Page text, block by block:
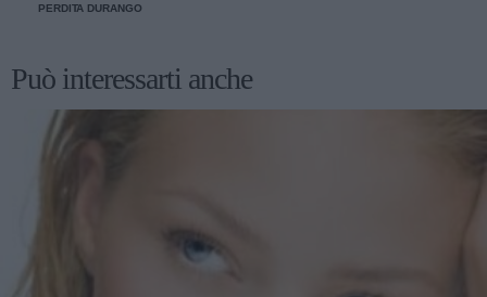
PERDITA DURANGO
Può interessarti anche